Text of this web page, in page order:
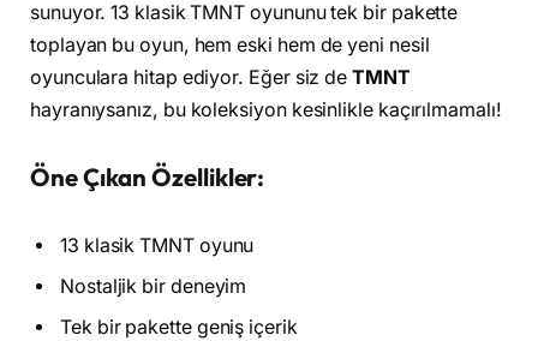
sunuyor. 13 klasik TMNT oyununu tek bir pakette
toplayan bu oyun, hem eski hem de yeni nesil
oyunculara hitap ediyor. Eğer siz deTMNT
hayranıysanız, bu koleksiyon kesinlikle kaçırılmamalı!
Öne Çıkan Özellikler:
13 klasik TMNT oyunu
Nostaljik bir deneyim
Tek bir pakette geniş içerik